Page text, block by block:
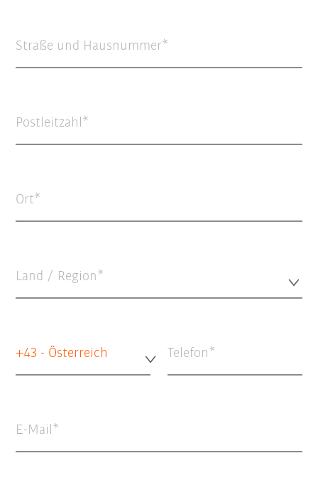
Straße und Hausnummer
Postleitzahl
Ort
Land / Region*
+43 - Österreich Telefon
E-Mail